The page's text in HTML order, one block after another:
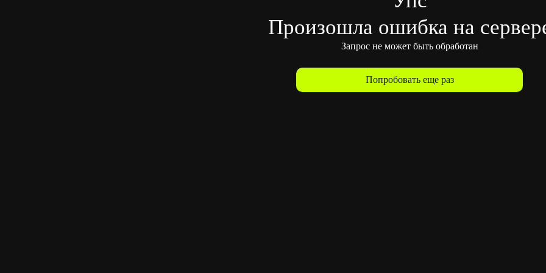
Произошла ошибка на
Запрос не может быть обработан
Попробовать еще раз